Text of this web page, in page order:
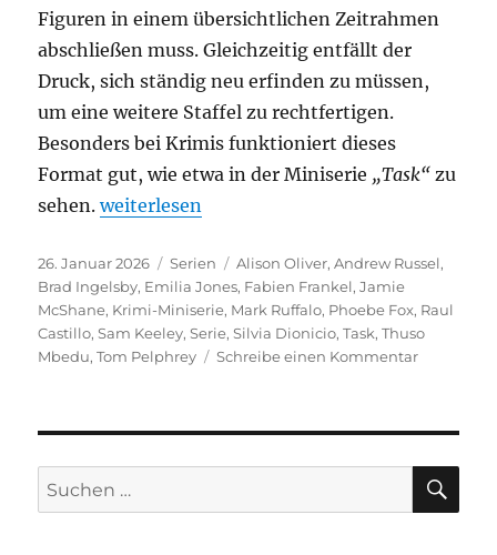
Figuren in einem übersichtlichen Zeitrahmen
abschließen muss. Gleichzeitig entfällt der
Druck, sich ständig neu erfinden zu müssen,
um eine weitere Staffel zu rechtfertigen.
Besonders bei Krimis funktioniert dieses
Format gut, wie etwa in der Miniserie „Task“ zu
sehen.„Task“
weiterlesen
Veröffentlicht
am
26. Januar 2026 Kategorien
Serien Schlagwörter
Alison Oliver,Andrew Russel,
Brad Ingelsby, Emilia Jones, Fabien Frankel,Jamie
McShane, Krimi-Miniserie, Mark Ruffalo, Phoebe Fox, Raul
Castillo,Sam Keeley,Serie,Silvia Dionicio,Task,Thuso
Mbedu,Tom Pelphrey Schreibe einen Kommentarzu
Suchen
nach: